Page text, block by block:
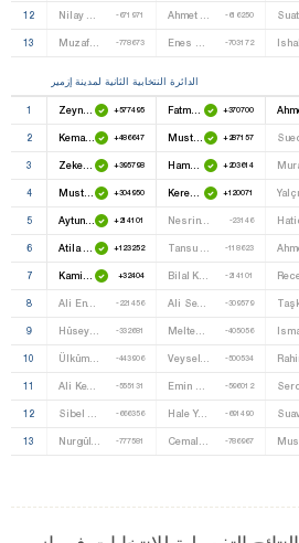
12 -671971 -616250
13 Muzaffer Emir Cömert -778673 -703172
الدائرة النتخابية الثانية لمدينة إزمير
1 Zeynep Altıok +577495 Fatma Seniha Nükhet Hotar +370700
2 Kemal Kılıçdaroğlu +486647 Mustafa Ibrahim Turhan +287157
3 Zekeriya Temizel +395798 Hamza Dağ +203614
4 Mustafa Ali Balbay +304950 Kerem Ali Sürekli +120071
5 Aytun Çıray +214101 Nesrin Ulema -23146
6 +123252 -118623
7 +32404 -214101
8 Ali Engin -221456 Ali Sedat Şenbaş -309579
9 Hüseyin Sezer -332681 Meltem Ergin -405056
10 Ülkümen Rodoplu -443906 -500534
11 Ali Kemal Elitaş -555131 -596012
12 -666356 Hale Yıldız -691490
13 -777581 -786967